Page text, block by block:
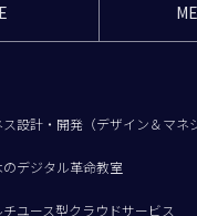
設計・開発（デザイン＆マネ
デジタル革命教室
ユース型クラウドサービス